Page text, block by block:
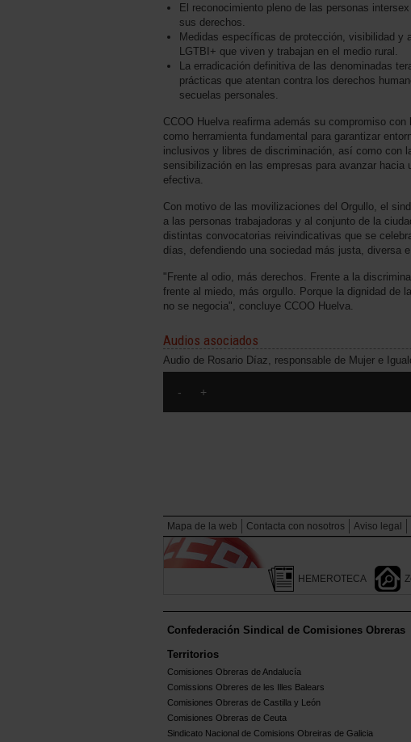
El reconocimiento pleno de las personas
sus derechos.
Medidas específicas de protección, visibilidad y
LGTBI+ que viven y trabajan en el medio rural.
La erradicación definitiva de las denominadas
prácticas que atentan contra los derechos
secuelas personales.
CCOO Huelva reafirma además su compromiso
como herramienta fundamental para garantizar
inclusivos y libres de discriminación, así como con
sensibilización en las empresas para avanzar hacia
efectiva.
Con motivo de las movilizaciones del Orgullo, el
a las personas trabajadoras y al conjunto de la
distintas convocatorias reivindicativas que se
días, defendiendo una sociedad más justa, diversa e
"Frente al odio, más derechos. Frente a la
frente al miedo, más orgullo. Porque la dignidad de
no se negocia", concluye CCOO Huelva.
Audios asociados
Audio de Rosario Díaz, responsable de Mujer e
Mapa de la web Contacta con nosotros Aviso legal
HEMEROTECA
Confederación Sindical de Comisiones Obreras
Territorios
Comisiones Obreras de Andalucía
Comissions Obreres de les Illes Balears
Comisiones Obreras de Castilla y León
Comisiones Obreras de Ceuta
Sindicato Nacional de Comisions Obreiras de Galicia